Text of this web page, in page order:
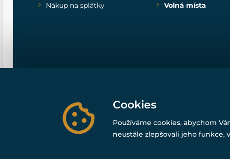
Nákup na splátky
Volná místa
Cookies
Používáme cookies, abychom
neustále zlepšovali jeho funkce,